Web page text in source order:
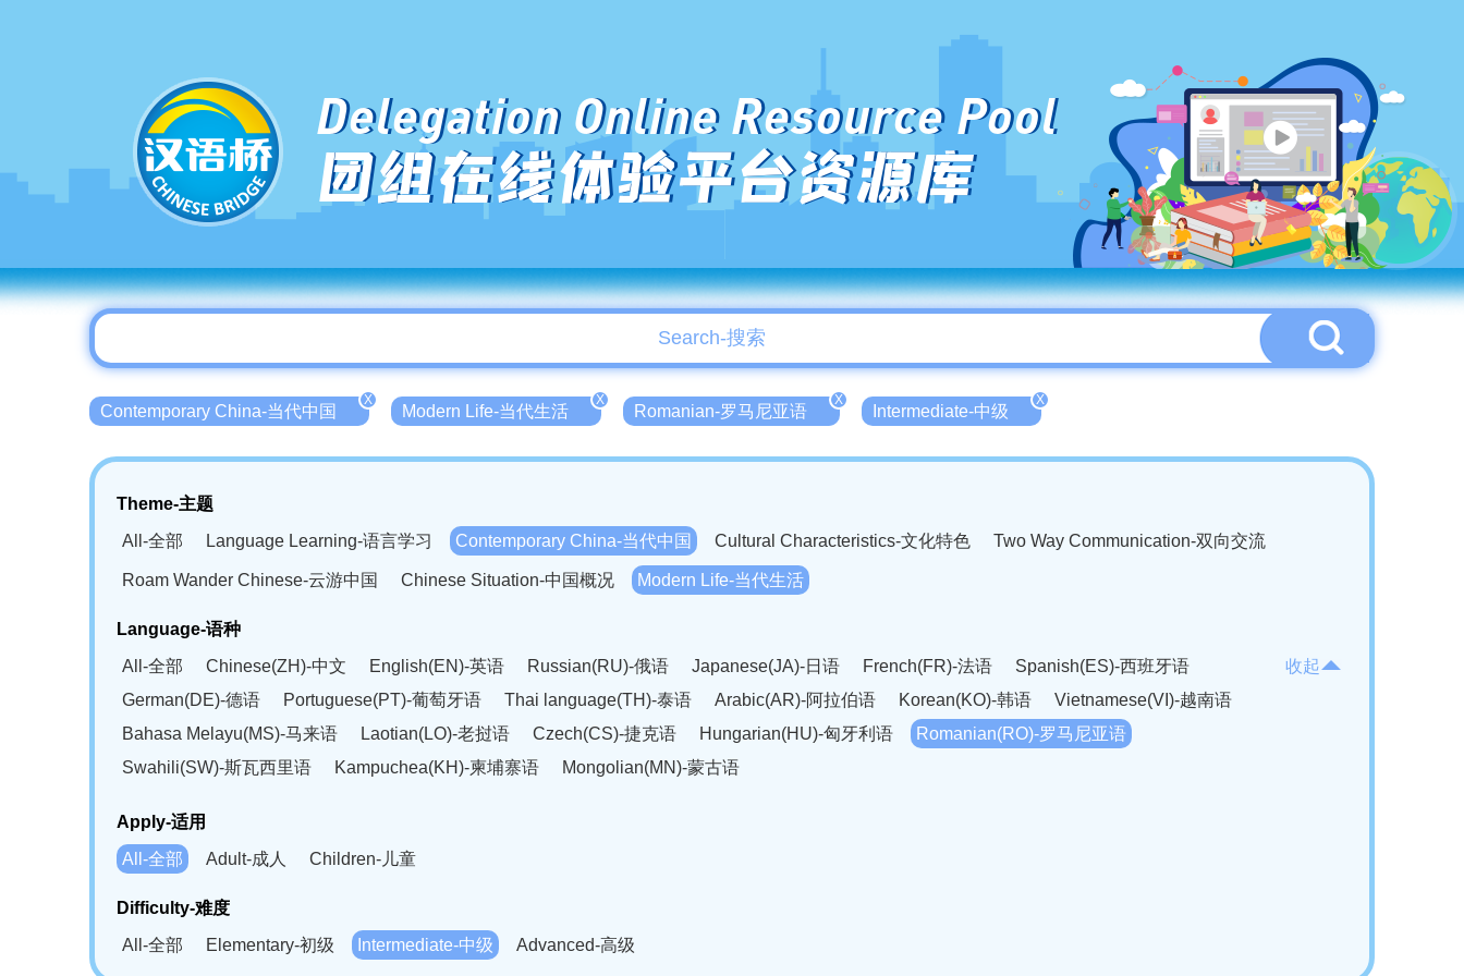
Delegation Online Resource Pool
团组在线体验平台资源库
Contemporary China-当代中国
X
Modern Life-当代生活
X
Romanian-罗马尼亚语
X
Intermediate-中级
X
Theme-主题
All-全部
Language Learning-语言学习 Contemporary China-当代中国 Cultural Characteristics-文化特色 Two Way Communication-双向交流
Roam Wander Chinese-云游中国 Chinese Situation-中国概况 Modern Life-当代生活
Language-语种
All-全部
Chinese(ZH)-中文 English(EN)-英语 Russian(RU)-俄语 Japanese(JA)-日语 French(FR)-法语
Spanish(ES)-西班牙语
German(DE)-德语
Portuguese(PT)-葡萄牙语 Thai language(TH)-泰语 Arabic(AR)-阿拉伯语 Korean(KO)-韩语
Vietnamese(VI)-越南语
Bahasa Melayu(MS)-马来语
Laotian(LO)-老挝语 Czech(CS)-捷克语 Hungarian(HU)-匈牙利语
Romanian(RO)-罗马尼亚语
Swahili(SW)-斯瓦西里语
Kampuchea(KH)-柬埔寨语 Mongolian(MN)-蒙古语
收起
Apply-适用
All-全部
Adult-成人 Children-儿童
Difficulty-难度
All-全部
Elementary-初级 Intermediate-中级 Advanced-高级